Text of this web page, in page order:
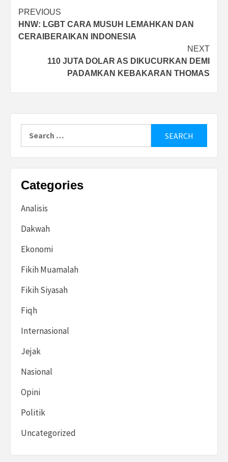
Post
navigation
PREVIOUS
HNW: LGBT CARA MUSUH LEMAHKAN DAN
CERAIBERAIKAN INDONESIA
NEXT
110 JUTA DOLAR AS DIKUCURKAN DEMI
PADAMKAN KEBAKARAN THOMAS
Categories
Analisis
Dakwah
Ekonomi
Fikih Muamalah
Fikih Siyasah
Fiqh
Internasional
Jejak
Nasional
Opini
Politik
Uncategorized